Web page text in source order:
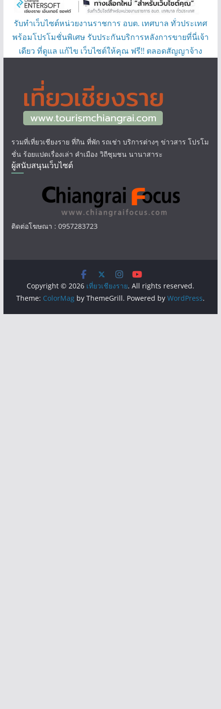
รับทำเว็บไซต์หน่วยงานราชการ อบต. เทศบาล ทั่วประเทศ
พร้อมโปรโมชั่นพิเศษ รับประกันบริการหลังการขายที่นี่เจ้า
เดียว ที่ดูแล แก้ไข เว็บไซต์ให้คุณ ฟรี!! ตลอดสัญญาจ้าง
รวมที่เที่ยวเชียงราย ที่กิน ที่พัก รถเช่า บริการต่างๆ ข่าวสาร โปรโม
ชั่น ร้อยแปดเรื่องเล่า คำเมือง วิถีชุมชน นานาสาระ
ผู้สนับสนุนเว็บไซต์
ติดต่อโฆษณา : 0957283723
Copyright © 2026 เที่ยวเชียงราย. All rights reserved.
Theme: ColorMagby ThemeGrill. Powered by WordPress.